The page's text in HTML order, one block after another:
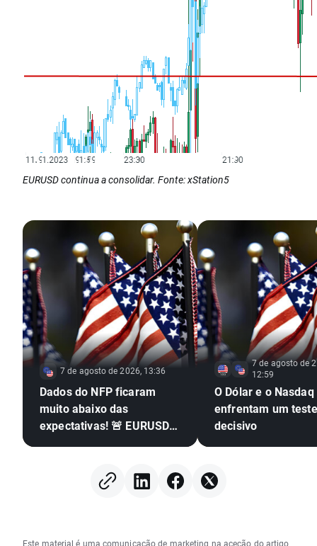
EURUSD continua a consolidar. Fonte: xStation5
7 de agosto de 2026, 13:36
Dados do NFP ficaram
muito abaixo das
expectativas! 🚨 EURUSD
7 de agosto de
12:59
O Dólar e o Nasdaq
enfrentam um teste
decisivo
Este material é uma comunicação de marketing na aceção do artigo